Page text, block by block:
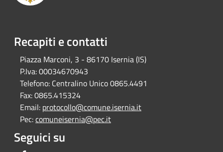
Recapiti e contatti
Piazza Marconi, 3 - 86170 Isernia (IS)
P.Iva:00034670943
Telefono: Centralino Unico 0865.4491
Fax:0865.415324
Email: protocollo@comune.isernia.it
Pec:comuneisernia@pec.it
Seguici su